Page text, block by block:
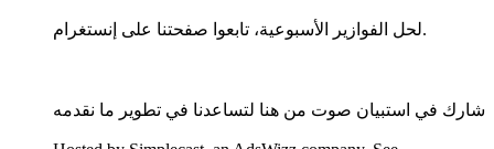
لحل الفوازير الأسبوعية، تابعوا صفحتنا على إنستغرام.
شارك في استبيان صوت من هنا لتساعدنا في تطوير ما نقدمه